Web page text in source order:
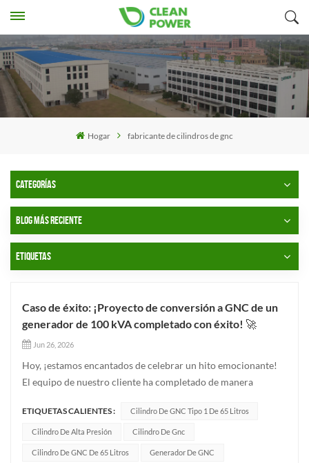
Hogar fabricante de cilindros de gnc
CATEGORÍAS
BLOG MÁS RECIENTE
ETIQUETAS
Caso de éxito: ¡Proyecto de conversión a GNC de un
generador de 100 kVA completado con éxito! 🚀
Jun 26, 2026
Hoy, ¡estamos encantados de celebrar un hito emocionante!
El equipo de nuestro cliente ha completado de manera
natural comprimido) para un generador de 100 kVAPara esta
transición energética verde, baja en carbono y altamente
eficiente, eligie...
ETIQUETAS CALIENTES : Cilindro De GNC Tipo 1 De 65 Litros
Cilindro De Alta Presión Cilindro De Gnc
Cilindro De GNC De 65 Litros Generador De GNC